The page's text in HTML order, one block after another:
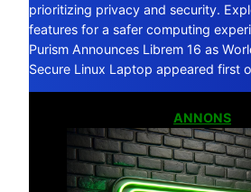
prioritizing privacy and security.
features for a safer computing
Purism Announces Librem 16 as
Secure Linux Laptop appeared first
ANNONS